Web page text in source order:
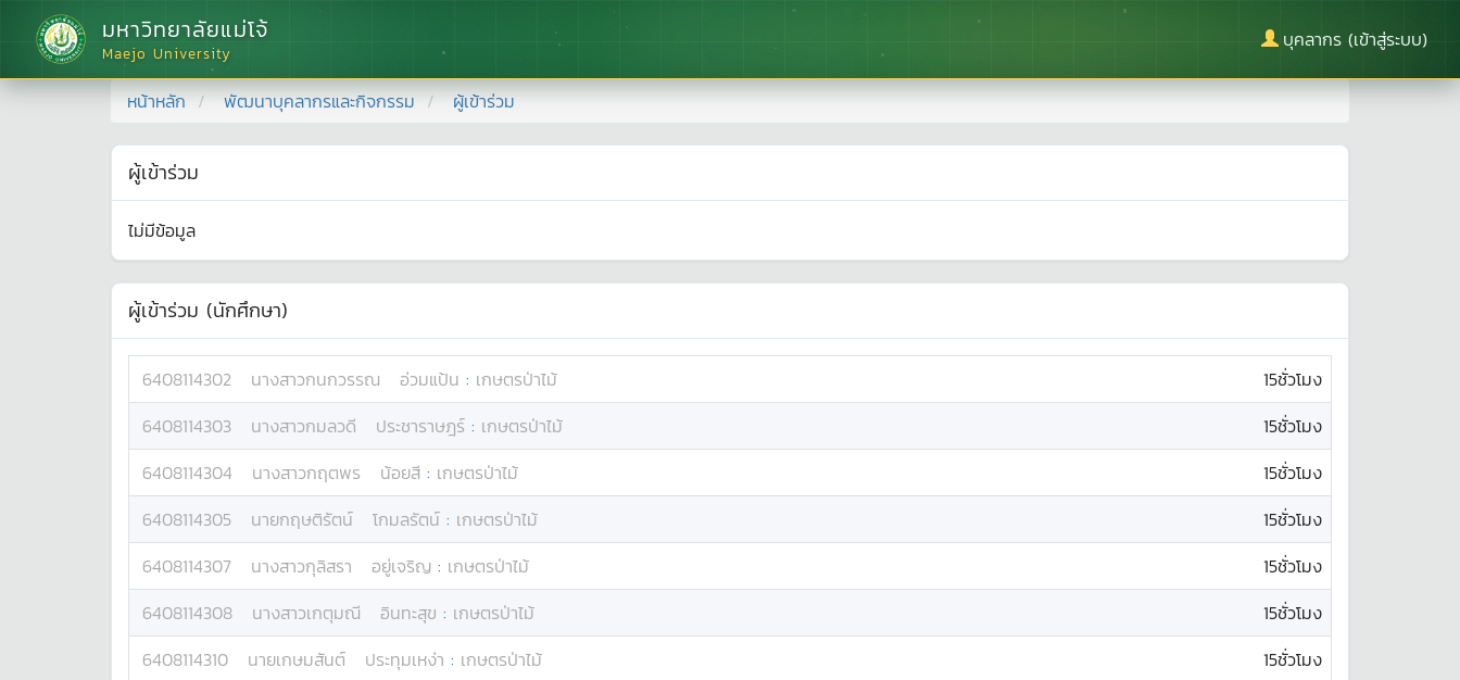
มหาวิทยาลัยแม่โจ้
Maejo University
บุคลากร (เข้าสู่ระบบ)
หน้าหลัก พัฒนาบุคลากรและกิจกรรม ผู้เข้าร่วม
ผู้เข้าร่วม
ไม่มีข้อมูล
ผู้เข้าร่วม (นักศึกษา)
6408114302 นางสาวกนกวรรณ อ่วมแป้น : เกษตรป่าไม้
15ชั่วโมง
6408114303
นางสาวกมลวดี ประชาราษฎร์ : เกษตรป่าไม้
15ชั่วโมง
6408114304
นางสาวกฤตพร น้อยสี : เกษตรป่าไม้
15ชั่วโมง
6408114305
นายกฤษติรัตน์ โกมลรัตน์ : เกษตรป่าไม้
15ชั่วโมง
6408114307
นางสาวกุลิสรา อยู่เจริญ : เกษตรป่าไม้
15ชั่วโมง
6408114308
นางสาวเกตุมณี อินทะสุข : เกษตรป่าไม้
15ชั่วโมง
6408114310
นายเกษมสันต์ ประทุมเหง่า : เกษตรป่าไม้
15ชั่วโมง